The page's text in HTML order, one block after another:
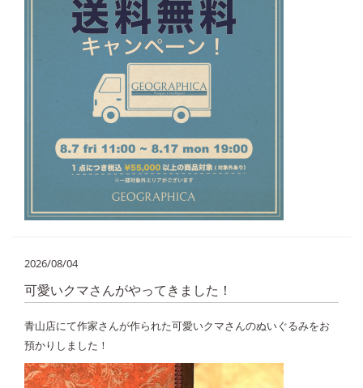
2026/08/04
可愛いクマさんがやってきました！
青山店にて作家さんが作られた可愛いクマさんのぬいぐるみをお
預かりしました！